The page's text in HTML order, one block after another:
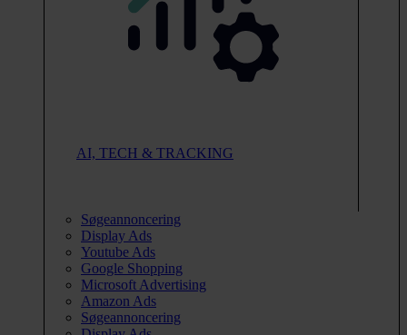
AI, TECH & TRACKING
Søgeannoncering
Display Ads
Youtube Ads
Google Shopping
Microsoft Advertising
Amazon Ads
Søgeannoncering